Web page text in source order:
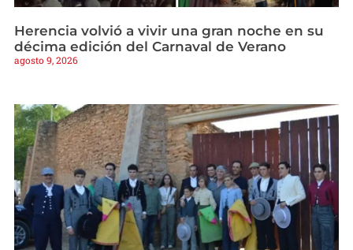
Herencia volvió a vivir una gran noche en su
décima edición del Carnaval de Verano
agosto 9, 2026